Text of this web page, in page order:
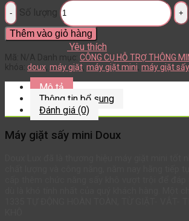
Số lượng
Thêm vào giỏ hàng
Yêu thích
Mã: N/A Danh mục: CÔNG CỤ HỖ TRỢ THÔNG
khóa: doux máy giặt máy giặt mini máy giặt
Mô tả
Thông tin bổ sung
Đánh giá (0)
Máy giặt sấy mini Doux